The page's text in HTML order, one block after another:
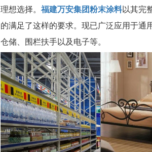
理想选择。 福建万安集团粉末涂料以其完
的满足了这样的要求。现已广泛应用于通
仓储、围栏扶手以及电子等。